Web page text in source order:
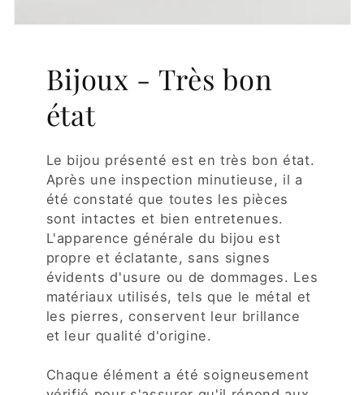
Bijoux - Très bon
état
Le bijou présenté est en très bon état.
Après une inspection minutieuse, il a
été constaté que toutes les pièces
sont intactes et bien entretenues.
L'apparence générale du bijou est
propre et éclatante, sans signes
évidents d'usure ou de dommages. Les
matériaux utilisés, tels que le métal et
les pierres, conservent leur brillance
et leur qualité d'origine.
Chaque élément a été soigneusement